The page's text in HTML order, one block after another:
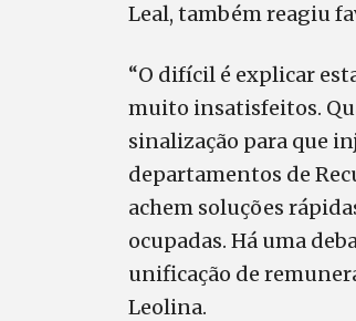
Leal, também reagiu
“O difícil é explicar
muito insatisfeitos.
sinalização para que
departamentos de
achem soluções
ocupadas. Há uma
unificação de
Leolina.